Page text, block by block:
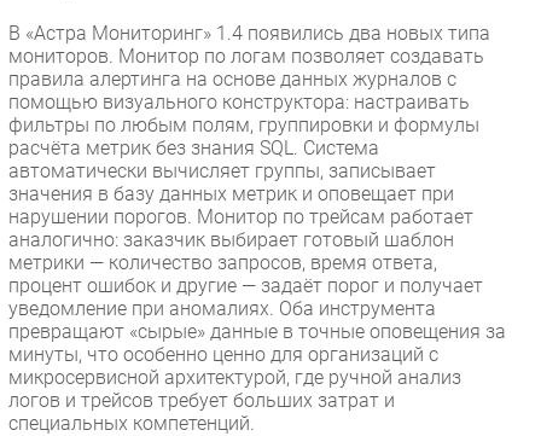
В «Астра Мониторинг» 1.4 появились два новых типа
мониторов. Монитор по логам позволяет создавать
правила алертинга на основе данных журналов с
помощью визуального конструктора: настраивать
фильтры по любым полям, группировки и формулы
расчёта метрик без знания SQL. Система
автоматически вычисляет группы, записывает
значения в базу данных метрик и оповещает при
нарушении порогов. Монитор по трейсам работает
аналогично: заказчик выбирает готовый шаблон
метрики — количество запросов, время ответа,
процент ошибок и другие — задаёт порог и получает
уведомление при аномалиях. Оба инструмента
превращают «сырые» данные в точные оповещения за
минуты, что особенно ценно для организаций с
микросервисной архитектурой, где ручной анализ
логов и трейсов требует больших затрат и
специальных компетенций.